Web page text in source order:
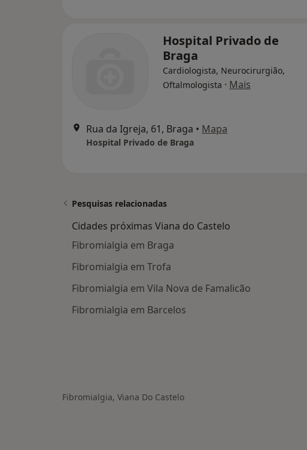
Hospital Privado de
Braga
Cardiologista, Neurocirurgião,
Oftalmologista · Mais
Rua da Igreja, 61, Braga • Mapa
Hospital Privado de Braga
Pesquisas relacionadas
Cidades próximas Viana do Castelo
Fibromialgia em Braga
Fibromialgia em Trofa
Fibromialgia em Vila Nova de Famalicão
Fibromialgia em Barcelos
Fibromialgia, Viana Do Castelo